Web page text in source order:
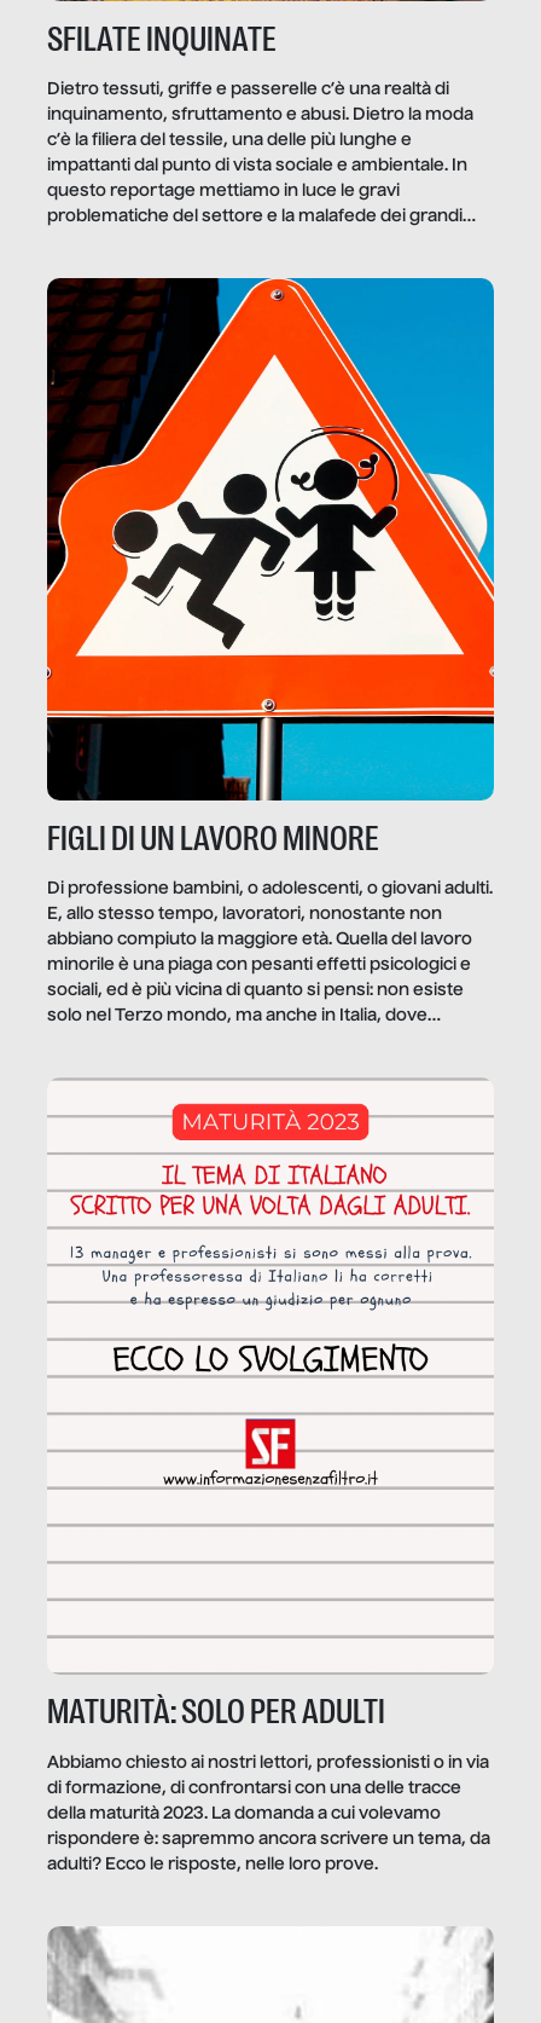
SFILATE INQUINATE
Dietro tessuti, griffe e passerelle c’è una realtà di
inquinamento, sfruttamento e abusi. Dietro la moda
c’è la filiera del tessile, una delle più lunghe e
impattanti dal punto di vista sociale e ambientale. In
questo reportage mettiamo in luce le gravi
problematiche del settore e la malafede dei grandi
FIGLI DI UN LAVORO MINORE
Di professione bambini, o adolescenti, o giovani adulti.
E, allo stesso tempo, lavoratori, nonostante non
abbiano compiuto la maggiore età. Quella del lavoro
minorile è una piaga con pesanti effetti psicologici e
sociali, ed è più vicina di quanto si pensi: non esiste
solo nel Terzo mondo, ma anche in Italia, dove
MATURITÀ: SOLO PER ADULTI
Abbiamo chiesto ai nostri lettori, professionisti o in via
di formazione, di confrontarsi con una delle tracce
della maturità 2023. La domanda a cui volevamo
rispondere è: sapremmo ancora scrivere un tema, da
adulti? Ecco le risposte, nelle loro prove.